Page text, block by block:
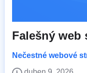
Falešný web
Nečestné webové